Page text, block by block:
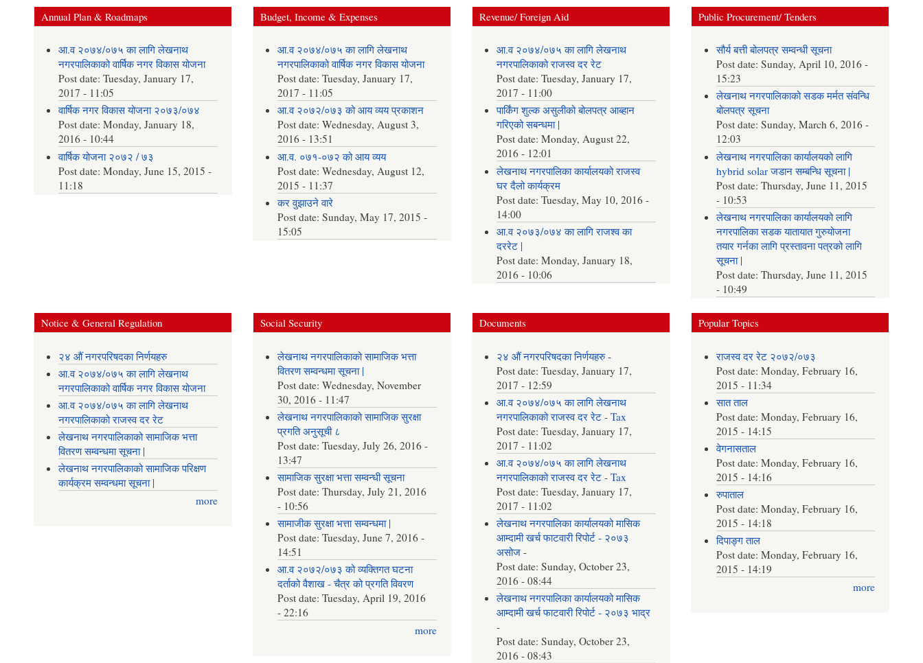
Annual Plan & Roadmaps
आ.व २०७४/०७५ का लागि लेखनाथ
नगरपालिकाको वार्षिक नगर विकास योजना
Post date: Tuesday, January 17,
2017 - 11:05
वार्षिक नगर विकास योजना २०७३/०७४
Post date: Monday, January 18,
2016 - 10:44
वार्षिक योजना २०७२ / ७३
Post date: Monday, June 15, 2015 -
11:18
Budget, Income & Expenses
आ.व २०७४/०७५ का लागि लेखनाथ
नगरपालिकाको वार्षिक नगर विकास योजना
Post date:Tuesday, January 17,
2017 - 11:05
आ.व २०७२/०७३ को आय व्यय प्रकाशन
Post date:Wednesday, August 3,
2016 - 13:51
आ.व. ०७१-०७२ को आय व्यय
Post date:Wednesday, August 12,
2015 - 11:37
कर वुझाउने वारे
Post date:Sunday, May 17, 2015 -
15:05
Revenue/ Foreign Aid
आ.व २०७४/०७५ का लागि लेखनाथ
नगरपालिकाको राजस्व दर रेट
Post date:Tuesday, January 17,
2017 - 11:00
पार्किंग शुल्क असुलीको बोलपत्र आब्हान
गरिएको सबन्धमा |
Post date:Monday, August 22,
2016 - 12:01
लेखनाथ नगरपालिका कार्यालयको राजस्व
घर दैलो कार्यक्रम
Post date:Tuesday, May 10, 2016 -
14:00
आ.व २०७३/०७४ का लागि राजश्व का
दररेट |
Post date:Monday, January 18,
2016 - 10:06
Public Procurement/ Tenders
सौर्य बत्ती बोलपत्र सम्वन्धी सूचना
Post date: Sunday, April 10, 2016 -
15:23
लेखनाथ नगरपालिकाको सडक मर्मत संवन्धि
बोलपत्र सूचना
Post date: Sunday, March 6, 2016 -
12:03
लेखनाथ नगरपालिका कार्यालयको लागि
hybrid solar जडान सम्बन्धि सूचना |
Post date: Thursday, June 11, 2015
- 10:53
लेखनाथ नगरपालिका कार्यालयको लागि
नगरपालिका सडक यातायात गुरुयोजना
तयार गर्नका लागि प्रस्तावना पत्रको लागि
सूचना |
Post date: Thursday, June 11, 2015
- 10:49
Notice & General Regulation
२४ औं नगरपरिषदका निर्णयहरु
आ.व २०७४/०७५ का लागि लेखनाथ
नगरपालिकाको वार्षिक नगर विकास योजना
आ.व २०७४/०७५ का लागि लेखनाथ
नगरपालिकाको राजस्व दर रेट
लेखनाथ नगरपालिकाको सामाजिक भत्ता
वितरण सम्वन्धमा सूचना |
लेखनाथ नगरपालिकाको सामाजिक परिक्षण
कार्यक्रम सम्वन्धमा सूचना |
more
Social Security
लेखनाथ नगरपालिकाको सामाजिक भत्ता
वितरण सम्वन्धमा सूचना |
Post date:Wednesday, November
30, 2016 - 11:47
लेखनाथ नगरपालिकाको सामाजिक सुरक्षा
प्रगति अनुसूची ८
Post date:Tuesday, July 26, 2016 -
13:47
सामाजिक सुरक्षा भत्ता सम्वन्धी सूचना
Post date:Thursday, July 21, 2016
- 10:56
सामाजीक सुरक्षा भत्ता सम्वन्धमा |
Post date:Tuesday, June 7, 2016 -
14:51
आ.व २०७२/०७३ को व्यक्तिगत घटना
दर्ताको वैशाख - चैत्र को प्रगति विवरण
Post date:Tuesday, April 19, 2016
- 22:16
more
Documents
२४ औं नगरपरिषदका निर्णयहरु-
Post date:Tuesday, January 17,
2017 - 12:59
आ.व २०७४/०७५ का लागि लेखनाथ
नगरपालिकाको राजस्व दर रेट-Tax
Post date:Tuesday, January 17,
2017 - 11:02
आ.व २०७४/०७५ का लागि लेखनाथ
नगरपालिकाको राजस्व दर रेट-Tax
Post date:Tuesday, January 17,
2017 - 11:02
लेखनाथ नगरपालिका कार्यालयको मासिक
आम्दामी खर्च फाटवारी रिपोर्ट - २०७३
असोज -
Post date:Sunday, October 23,
2016 - 08:44
लेखनाथ नगरपालिका कार्यालयको मासिक
आम्दामी खर्च फाटवारी रिपोर्ट - २०७३ भाद्र
-
Post date:Sunday, October 23,
2016 - 08:43
Popular Topics
राजस्व दर रेट २०७२/०७३
Post date: Monday, February 16,
2015 - 11:34
सात ताल
Post date: Monday, February 16,
2015 - 14:15
वेगनासताल
Post date: Monday, February 16,
2015 - 14:16
रुपाताल
Post date: Monday, February 16,
2015 - 14:18
दिपाङ्ग ताल
Post date: Monday, February 16,
2015 - 14:19
more